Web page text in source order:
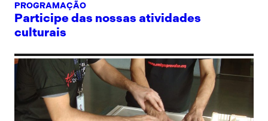
PROGRAMAÇÃO
Participe das nossas atividades
culturais